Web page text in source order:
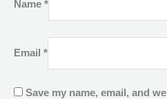
Name *
Email *
Save my name, email, and